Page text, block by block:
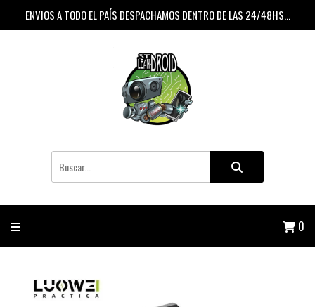
ENVIOS A TODO EL PAÍS DESPACHAMOS DENTRO DE LAS 24/48HS...
0